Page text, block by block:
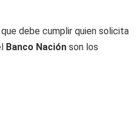
que debe cumplir quien solicita
Banco Nación son los